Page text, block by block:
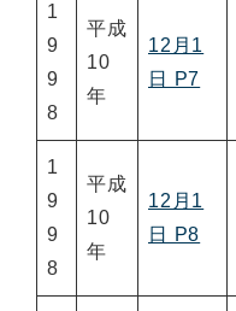
1
9
9
8
平成
10
年
12月1
日 P7
1
9
9
8
平成
10
年
12月1
日 P8